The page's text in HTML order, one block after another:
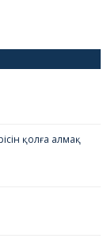
қолға алмақ